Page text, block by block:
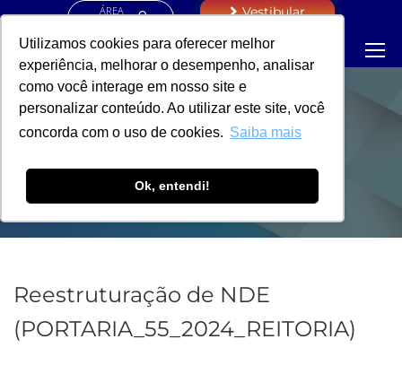
Utilizamos cookies para oferecer melhor
experiência, melhorar o desempenho, analisar
como você interage em nosso site e
personalizar conteúdo. Ao utilizar este site, você
concorda com o uso de cookies. Saiba mais
Ok, entendi!
ÁREA
Vestibular
PORTARIA -
REITORIA
Reestruturação de NDE
(PORTARIA_55_2024_REITORIA)